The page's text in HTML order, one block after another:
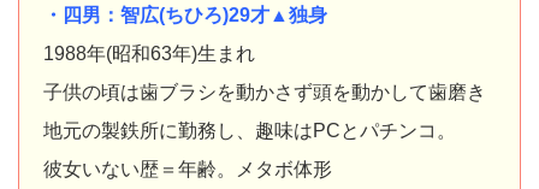
・四男：智広(ちひろ)29才▲独身
1988年(昭和63年)生まれ
子供の頃は歯ブラシを動かさず頭を動かして歯磨き
地元の製鉄所に勤務し、趣味はPCとパチンコ。
彼女いない歴＝年齢。メタボ体形